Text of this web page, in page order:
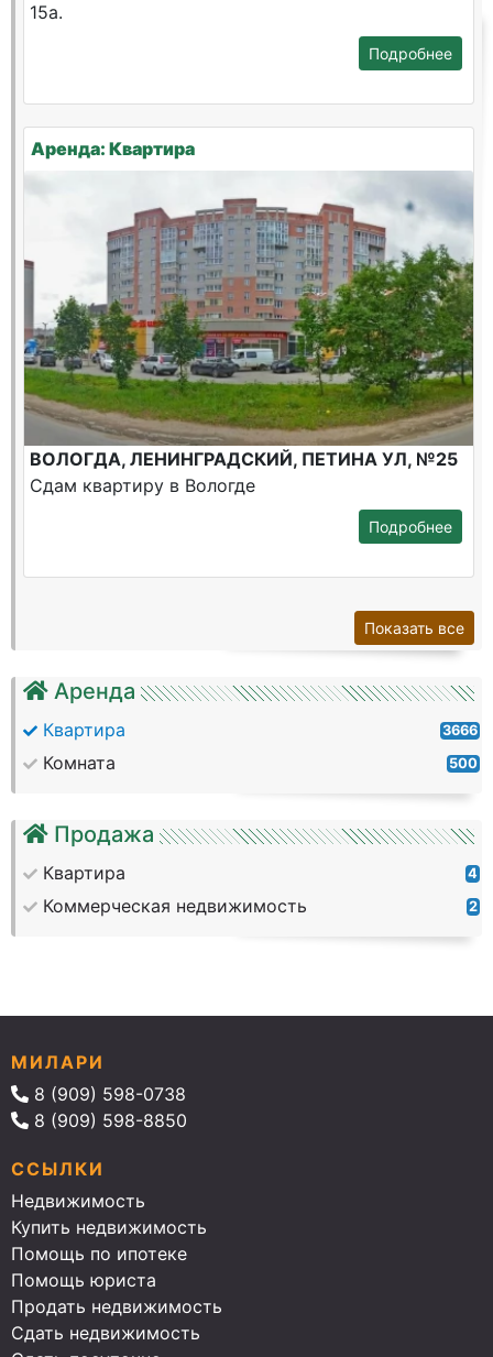
Аренда
Квартира 3666
Комната 500
Продажа
Квартира 4
Коммерческая недвижимость 2
15а.
Подробнее
Аренда: Квартира
ВОЛОГДА, ЛЕНИНГРАДСКИЙ, ПЕТИНА УЛ, №25
Сдам квартиру в Вологде
Подробнее
Показать все
МИЛАРИ
8 (909) 598-0738
8 (909) 598-8850
ССЫЛКИ
Недвижимость
Купить недвижимость
Помощь по ипотеке
Помощь юриста
Продать недвижимость
Сдать недвижимость